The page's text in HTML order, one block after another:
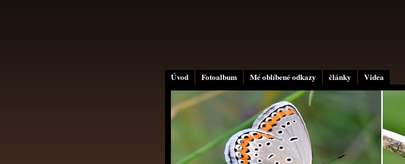
Úvod Fotoalbum Mé oblíbené odkazy články Videa